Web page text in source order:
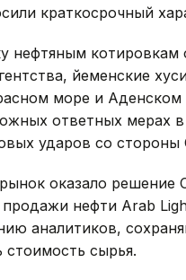
краткосрочный
нефтяным котировкам
йеменские
море и
ответных мерах
ударов со
оказало решение
нефти Arab
аналитиков,
сырья.